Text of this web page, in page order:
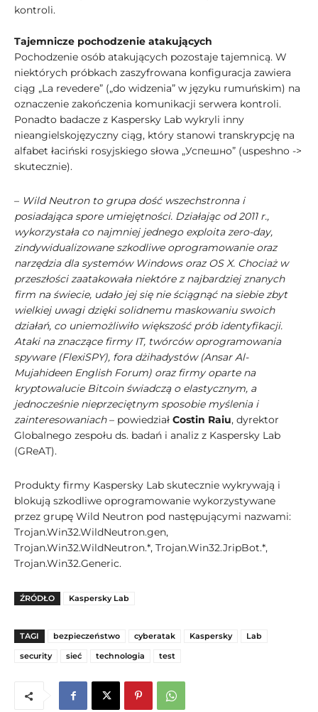
kontroli.
Tajemnicze pochodzenie atakujących
Pochodzenie osób atakujących pozostaje tajemnicą. W
niektórych próbkach zaszyfrowana konfiguracja zawiera
ciąg „La revedere” („do widzenia” w języku rumuńskim) na
oznaczenie zakończenia komunikacji serwera kontroli.
Ponadto badacze z Kaspersky Lab wykryli inny
nieangielskojęzyczny ciąg, który stanowi transkrypcję na
alfabet łaciński rosyjskiego słowa „Успешно” (uspeshno ->
skutecznie).
– Wild Neutron to grupa dość wszechstronna i
posiadająca spore umiejętności. Działając od 2011 r.,
wykorzystała co najmniej jednego exploita zero-day,
zindywidualizowane szkodliwe oprogramowanie oraz
narzędzia dla systemów Windows oraz OS X. Chociaż w
przeszłości zaatakowała niektóre z najbardziej znanych
firm na świecie, udało jej się nie ściągnąć na siebie zbyt
wielkiej uwagi dzięki solidnemu maskowaniu swoich
działań, co uniemożliwiło większość prób identyfikacji.
Ataki na znaczące firmy IT, twórców oprogramowania
spyware (FlexiSPY), fora dżihadystów (Ansar Al-
Mujahideen English Forum) oraz firmy oparte na
kryptowalucie Bitcoin świadczą o elastycznym, a
jednocześnie nieprzeciętnym sposobie myślenia i
zainteresowaniach– powiedział Costin Raiu, dyrektor
Globalnego zespołu ds. badań i analiz z Kaspersky Lab
(GReAT).
Produkty firmy Kaspersky Lab skutecznie wykrywają i
blokują szkodliwe oprogramowanie wykorzystywane
przez grupę Wild Neutron pod następującymi nazwami:
Trojan.Win32.WildNeutron.gen,
Trojan.Win32.WildNeutron.*, Trojan.Win32.JripBot.*,
Trojan.Win32.Generic.
ŹRÓDŁO Kaspersky Lab
TAGI bezpieczeństwo cyberatak Kaspersky
Lab
security
sieć technologia test